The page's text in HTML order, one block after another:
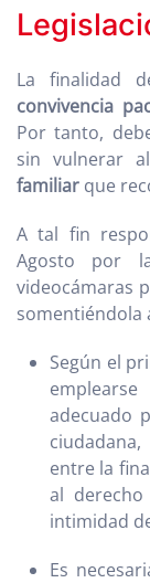
La finalidad
convivencia
Por tanto,
sin vulnerar al
familiar que
A tal fin
Agosto por
videocámaras
somentiéndola
Según el
adecuado
entre la
al
intimidad
Es